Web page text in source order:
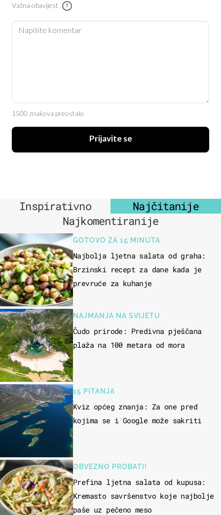
Važna obavijest !
1500 znakova preostalo
Prijavite se
Inspirativno
Najčitanije
Najkomentiranije
GOTOVO ZA 15 MINUTA
Najbolja ljetna salata od graha:
Brzinski recept za dane kada je
prevruće za kuhanje
NAJMANJA NA SVIJETU
Čudo prirode: Predivna pješčana
plaža na 100 metara od mora
15 PITANJA
Kviz općeg znanja: Za one pred
kojima se i Google može sakriti
OBVEZNO PROBATI!
Prefina ljetna salata od kupusa:
Kremasto savršenstvo koje najbolje
paše uz pečeno meso